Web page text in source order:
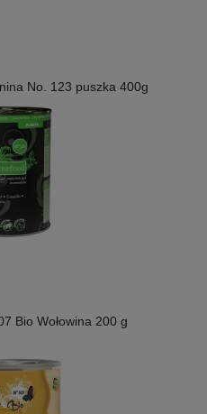
No. 123 puszka 400g
Bio Wołowina 200 g